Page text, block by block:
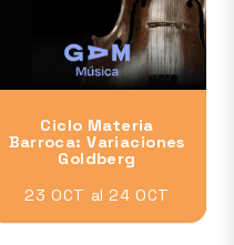
Ciclo Materia
Barroca: Variaciones
Goldberg
23 OCT al 24 OCT